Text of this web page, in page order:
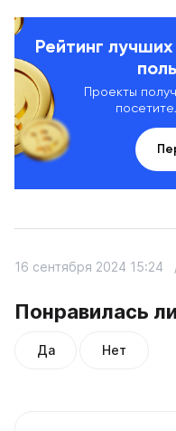
Рейтинг
Проекты
Понравилась
Да Нет
16 сентября 2024 15:24